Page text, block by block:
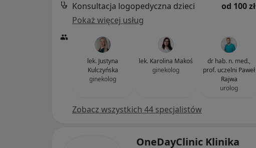
Konsultacja logopedyczna dzieci
od 100 zł
Pokaż więcej usług
lek. Justyna
Kulczyńska
ginekolog
lek. Karolina Makoś
ginekolog
dr hab. n. med.,
prof. uczelni Paweł
Rajwa
urolog
Zobacz wszystkich 44 specjalistów
OneDayClinic Klinika